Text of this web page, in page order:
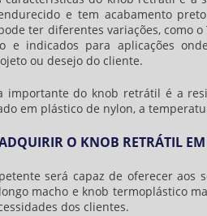
e tem acabamento
ter diferentes variações, como
e indicados para aplicações
ou desejo do cliente.
importante do knob retrátil é a
em plástico de nylon, a
O KNOB RETRÁTIL
será capaz de oferecer aos
macho e knob termoplástico
dos clientes.